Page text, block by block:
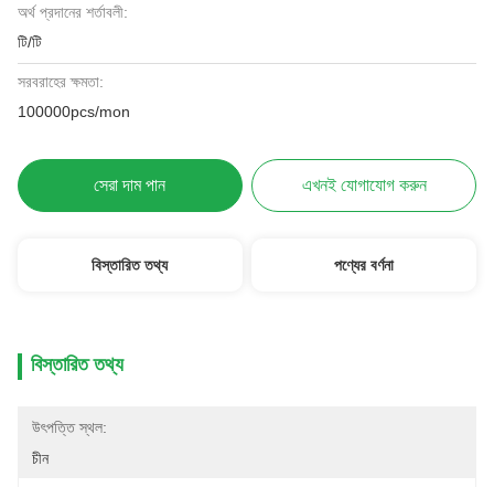
অর্থ প্রদানের শর্তাবলী:
টি/টি
সরবরাহের ক্ষমতা:
100000pcs/mon
সেরা দাম পান এখনই যোগাযোগ করুন
বিস্তারিত তথ্য পণ্যের বর্ণনা
বিস্তারিত তথ্য
উৎপত্তি স্থল:
চীন